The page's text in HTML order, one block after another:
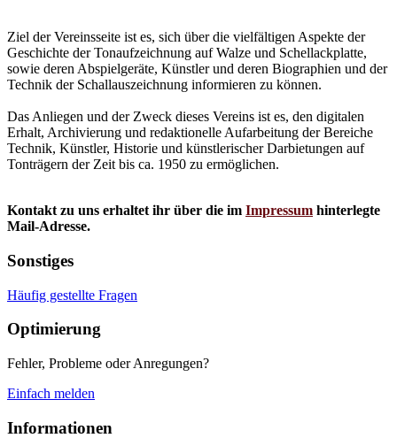
Ziel der Vereinsseite ist es, sich über die vielfältigen Aspekte der
Geschichte der Tonaufzeichnung auf Walze und Schellackplatte,
sowie deren Abspielgeräte, Künstler und deren Biographien und der
Technik der Schallauszeichnung informieren zu können.
Das Anliegen und der Zweck dieses Vereins ist es, den digitalen
Erhalt, Archivierung und redaktionelle Aufarbeitung der Bereiche
Technik, Künstler, Historie und künstlerischer Darbietungen auf
Tonträgern der Zeit bis ca. 1950 zu ermöglichen.
Kontakt zu uns erhaltet ihr über die im Impressum hinterlegte
Mail-Adresse.
Sonstiges
Häufig gestellte Fragen
Optimierung
Fehler, Probleme oder Anregungen?
Einfach melden
Informationen